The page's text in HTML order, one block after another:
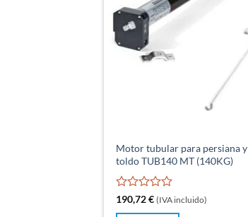
Motor tubular para persiana y
toldo TUB140 MT (140KG)
Valorado
190,72€ (IVA incluido)